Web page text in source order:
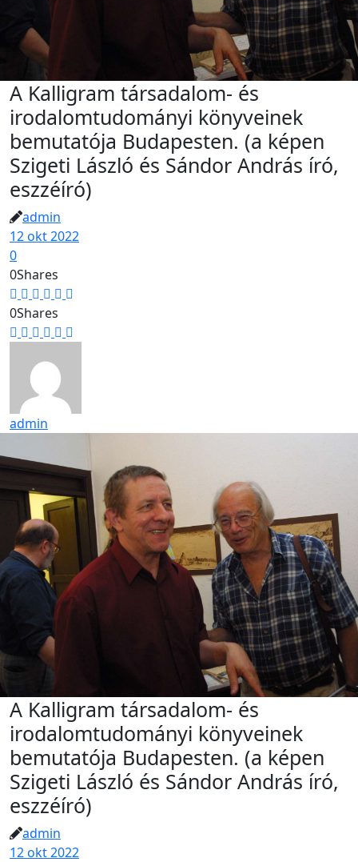
A Kalligram társadalom- és
irodalomtudományi könyveinek
bemutatója Budapesten. (a képen
Szigeti László és Sándor András író,
eszzéíró)
admin
12 okt 2022
0
0Shares
0Shares
admin
A Kalligram társadalom- és
irodalomtudományi könyveinek
bemutatója Budapesten. (a képen
Szigeti László és Sándor András író,
eszzéíró)
admin
12 okt 2022